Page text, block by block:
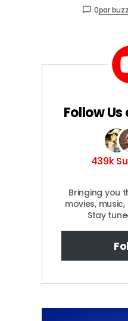
0par
Follow
439k
Bringing you
movies,
Stay